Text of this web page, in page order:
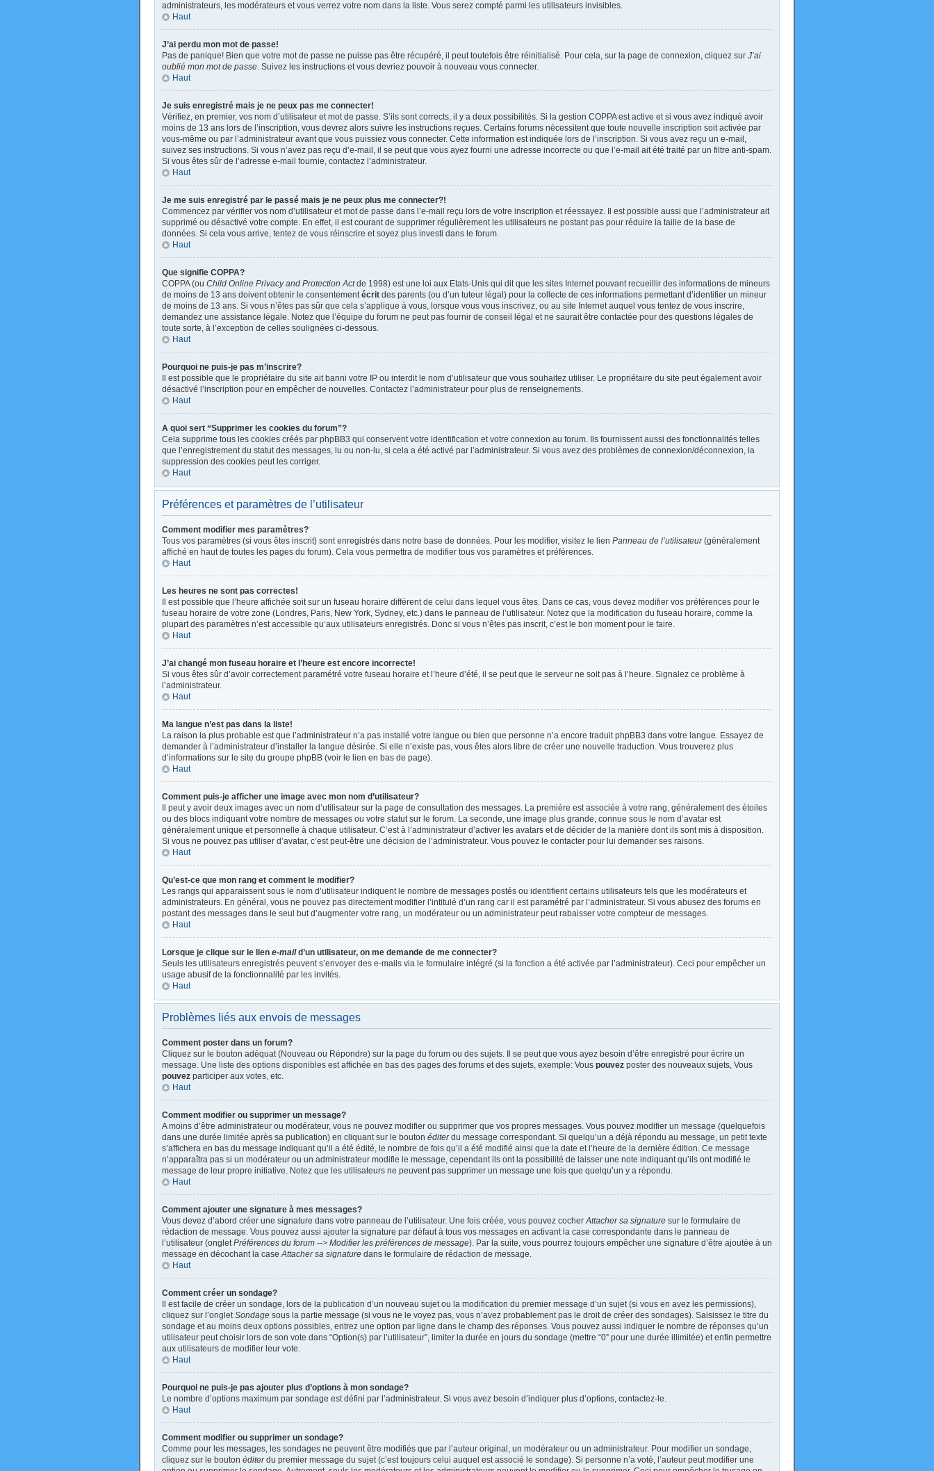
administrateurs, les modérateurs et vous verrez votre nom dans la liste. Vous serez compté parmi les utilisateurs invisibles.
Haut
J’ai perdu mon mot de passe!
Pas de panique! Bien que votre mot de passe ne puisse pas être récupéré, il peut toutefois être réinitialisé. Pour cela, sur la page de connexion, cliquez sur J’ai
oublié mon mot de passe. Suivez les instructions et vous devriez pouvoir à nouveau vous connecter.
Haut
Je suis enregistré mais je ne peux pas me connecter!
Vérifiez, en premier, vos nom d’utilisateur et mot de passe. S’ils sont corrects, il y a deux possibilités. Si la gestion COPPA est active et si vous avez indiqué avoir
moins de 13 ans lors de l’inscription, vous devrez alors suivre les instructions reçues. Certains forums nécessitent que toute nouvelle inscription soit activée par
vous-même ou par l’administrateur avant que vous puissiez vous connecter. Cette information est indiquée lors de l’inscription. Si vous avez reçu un e-mail,
suivez ses instructions. Si vous n’avez pas reçu d’e-mail, il se peut que vous ayez fourni une adresse incorrecte ou que l’e-mail ait été traité par un filtre anti-spam.
Si vous êtes sûr de l’adresse e-mail fournie, contactez l’administrateur.
Haut
Je me suis enregistré par le passé mais je ne peux plus me connecter?!
Commencez par vérifier vos nom d’utilisateur et mot de passe dans l’e-mail reçu lors de votre inscription et réessayez. Il est possible aussi que l’administrateur ait
supprimé ou désactivé votre compte. En effet, il est courant de supprimer régulièrement les utilisateurs ne postant pas pour réduire la taille de la base de
données. Si cela vous arrive, tentez de vous réinscrire et soyez plus investi dans le forum.
Haut
Que signifie COPPA?
COPPA (ou Child Online Privacy and Protection Actde 1998) est une loi aux Etats-Unis qui dit que les sites Internet pouvant recueillir des informations de mineurs
de moins de 13 ans doivent obtenir le consentementécrit des parents (ou d’un tuteur légal) pour la collecte de ces informations permettant d’identifier un mineur
de moins de 13 ans. Si vous n’êtes pas sûr que cela s’applique à vous, lorsque vous vous inscrivez, ou au site Internet auquel vous tentez de vous inscrire,
demandez une assistance légale. Notez que l’équipe du forum ne peut pas fournir de conseil légal et ne saurait être contactée pour des questions légales de
toute sorte, à l’exception de celles soulignées ci-dessous.
Haut
Pourquoi ne puis-je pas m’inscrire?
Il est possible que le propriétaire du site ait banni votre IP ou interdit le nom d’utilisateur que vous souhaitez utiliser. Le propriétaire du site peut également avoir
désactivé l’inscription pour en empêcher de nouvelles. Contactez l’administrateur pour plus de renseignements.
Haut
A quoi sert “Supprimer les cookies du forum”?
Cela supprime tous les cookies créés par phpBB3 qui conservent votre identification et votre connexion au forum. Ils fournissent aussi des fonctionnalités telles
que l’enregistrement du statut des messages, lu ou non-lu, si cela a été activé par l’administrateur. Si vous avez des problèmes de connexion/déconnexion, la
suppression des cookies peut les corriger.
Haut
Préférences et paramètres de l’utilisateur
Comment modifier mes paramètres?
Tous vos paramètres (si vous êtes inscrit) sont enregistrés dans notre base de données. Pour les modifier, visitez le lien Panneau de l’utilisateur(généralement
affiché en haut de toutes les pages du forum). Cela vous permettra de modifier tous vos paramètres et préférences.
Haut
Les heures ne sont pas correctes!
Il est possible que l’heure affichée soit sur un fuseau horaire différent de celui dans lequel vous êtes. Dans ce cas, vous devez modifier vos préférences pour le
fuseau horaire de votre zone (Londres, Paris, New York, Sydney, etc.) dans le panneau de l’utilisateur. Notez que la modification du fuseau horaire, comme la
plupart des paramètres n’est accessible qu’aux utilisateurs enregistrés. Donc si vous n’êtes pas inscrit, c’est le bon moment pour le faire.
Haut
J’ai changé mon fuseau horaire et l’heure est encore incorrecte!
Si vous êtes sûr d’avoir correctement paramétré votre fuseau horaire et l’heure d’été, il se peut que le serveur ne soit pas à l’heure. Signalez ce problème à
l’administrateur.
Haut
Ma langue n’est pas dans la liste!
La raison la plus probable est que l’administrateur n’a pas installé votre langue ou bien que personne n’a encore traduit phpBB3 dans votre langue. Essayez de
demander à l’administrateur d’installer la langue désirée. Si elle n’existe pas, vous êtes alors libre de créer une nouvelle traduction. Vous trouverez plus
d’informations sur le site du groupe phpBB (voir le lien en bas de page).
Haut
Comment puis-je afficher une image avec mon nom d’utilisateur?
Il peut y avoir deux images avec un nom d’utilisateur sur la page de consultation des messages. La première est associée à votre rang, généralement des étoiles
ou des blocs indiquant votre nombre de messages ou votre statut sur le forum. La seconde, une image plus grande, connue sous le nom d’avatar est
généralement unique et personnelle à chaque utilisateur. C’est à l’administrateur d’activer les avatars et de décider de la manière dont ils sont mis à disposition.
Si vous ne pouvez pas utiliser d’avatar, c’est peut-être une décision de l’administrateur. Vous pouvez le contacter pour lui demander ses raisons.
Haut
Qu’est-ce que mon rang et comment le modifier?
Les rangs qui apparaissent sous le nom d’utilisateur indiquent le nombre de messages postés ou identifient certains utilisateurs tels que les modérateurs et
administrateurs. En général, vous ne pouvez pas directement modifier l’intitulé d’un rang car il est paramétré par l’administrateur. Si vous abusez des forums en
postant des messages dans le seul but d’augmenter votre rang, un modérateur ou un administrateur peut rabaisser votre compteur de messages.
Haut
Lorsque je clique sur le lien e-maild’un utilisateur, on me demande de me connecter?
Seuls les utilisateurs enregistrés peuvent s’envoyer des e-mails via le formulaire intégré (si la fonction a été activée par l’administrateur). Ceci pour empêcher un
usage abusif de la fonctionnalité par les invités.
Haut
Problèmes liés aux envois de messages
Comment poster dans un forum?
Cliquez sur le bouton adéquat (Nouveau ou Répondre) sur la page du forum ou des sujets. Il se peut que vous ayez besoin d’être enregistré pour écrire un
message. Une liste des options disponibles est affichée en bas des pages des forums et des sujets, exemple: Vous pouvez poster des nouveaux sujets, Vous
pouvez participer aux votes, etc.
Haut
Comment modifier ou supprimer un message?
A moins d’être administrateur ou modérateur, vous ne pouvez modifier ou supprimer que vos propres messages. Vous pouvez modifier un message (quelquefois
dans une durée limitée après sa publication) en cliquant sur le bouton éditerdu message correspondant. Si quelqu’un a déjà répondu au message, un petit texte
s’affichera en bas du message indiquant qu’il a été édité, le nombre de fois qu’il a été modifié ainsi que la date et l’heure de la dernière édition. Ce message
n’apparaîtra pas si un modérateur ou un administrateur modifie le message, cependant ils ont la possibilité de laisser une note indiquant qu’ils ont modifié le
message de leur propre initiative. Notez que les utilisateurs ne peuvent pas supprimer un message une fois que quelqu’un y a répondu.
Haut
Comment ajouter une signature à mes messages?
Vous devez d’abord créer une signature dans votre panneau de l’utilisateur. Une fois créée, vous pouvez cocherAttacher sa signature sur le formulaire de
rédaction de message. Vous pouvez aussi ajouter la signature par défaut à tous vos messages en activant la case correspondante dans le panneau de
l’utilisateur (ongletPréférences du forum --> Modifier les préférences de message). Par la suite, vous pourrez toujours empêcher une signature d’être ajoutée à un
message en décochant la caseAttacher sa signature dans le formulaire de rédaction de message.
Haut
Comment créer un sondage?
Il est facile de créer un sondage, lors de la publication d’un nouveau sujet ou la modification du premier message d’un sujet (si vous en avez les permissions),
cliquez sur l’ongletSondage sous la partie message (si vous ne le voyez pas, vous n’avez probablement pas le droit de créer des sondages). Saisissez le titre du
sondage et au moins deux options possibles, entrez une option par ligne dans le champ des réponses. Vous pouvez aussi indiquer le nombre de réponses qu’un
utilisateur peut choisir lors de son vote dans “Option(s) par l’utilisateur”, limiter la durée en jours du sondage (mettre “0” pour une durée illimitée) et enfin permettre
aux utilisateurs de modifier leur vote.
Haut
Pourquoi ne puis-je pas ajouter plus d’options à mon sondage?
Le nombre d’options maximum par sondage est défini par l’administrateur. Si vous avez besoin d’indiquer plus d’options, contactez-le.
Haut
Comment modifier ou supprimer un sondage?
Comme pour les messages, les sondages ne peuvent être modifiés que par l’auteur original, un modérateur ou un administrateur. Pour modifier un sondage,
cliquez sur le bouton éditerdu premier message du sujet (c’est toujours celui auquel est associé le sondage). Si personne n’a voté, l’auteur peut modifier une